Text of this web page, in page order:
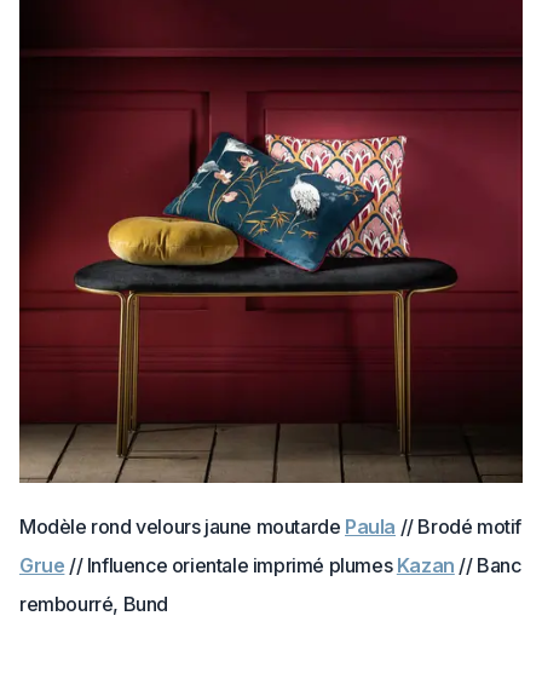
Modèle rond velours jaune moutarde Paula // Brodé motif
Grue // Influence orientale imprimé plumes Kazan // Banc
rembourré, Bund